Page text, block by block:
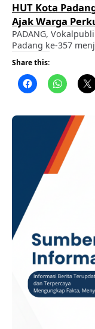
HUT Kota
Ajak Warga
Kuliner
PADANG,
Padang ke-357
semangat
khususnya di sektor
ADVERTISEMENT
Muhidi, M.M.,
Padang dapat
pembangunan …
Share this: